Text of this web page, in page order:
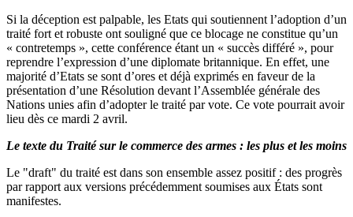
Si la déception est palpable, les Etats qui soutiennent l’adoption d’un
traité fort et robuste ont souligné que ce blocage ne constitue qu’un
« contretemps », cette conférence étant un « succès différé », pour
reprendre l’expression d’une diplomate britannique. En effet, une
majorité d’Etats se sont d’ores et déjà exprimés en faveur de la
présentation d’une Résolution devant l’Assemblée générale des
Nations unies afin d’adopter le traité par vote. Ce vote pourrait avoir
lieu dès ce mardi 2 avril.
Le texte du Traité sur le commerce des armes : les plus et les moins
Le "draft" du traité est dans son ensemble assez positif : des progrès
par rapport aux versions précédemment soumises aux États sont
manifestes.